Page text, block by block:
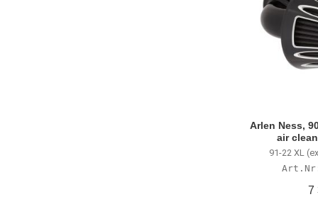
Arlen Ness,
air
91-22 XL
7